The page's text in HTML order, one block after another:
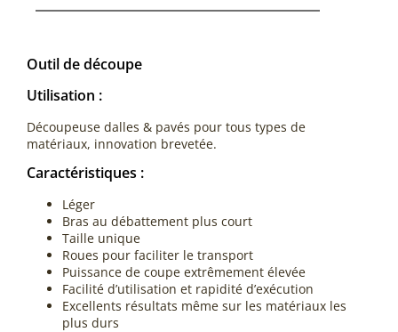
Outil de découpe
Utilisation :
Découpeuse dalles & pavés pour tous types de
matériaux, innovation brevetée.
Caractéristiques :
Léger
Bras au débattement plus court
Taille unique
Roues pour faciliter le transport
Puissance de coupe extrêmement élevée
Facilité d’utilisation et rapidité d’exécution
Excellents résultats même sur les matériaux les
plus durs